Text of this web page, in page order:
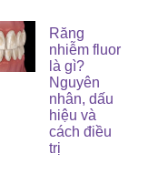
Răng
nhiễm fluor
là gì?
Nguyên
nhân, dấu
hiệu và
cách điều
trị